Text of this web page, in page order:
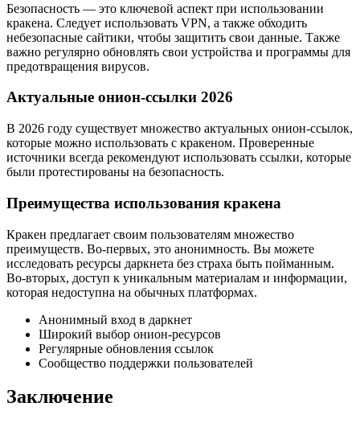
Безопасность — это ключевой аспект при использовании
кракена. Следует использовать VPN, а также обходить
небезопасные сайтики, чтобы защитить свои данные. Также
важно регулярно обновлять свои устройства и программы для
предотвращения вирусов.
Актуальные онион-ссылки 2026
В 2026 году существует множество актуальных онион-ссылок,
которые можно использовать с кракеном. Проверенные
источники всегда рекомендуют использовать ссылки, которые
были протестированы на безопасность.
Преимущества использования кракена
Кракен предлагает своим пользователям множество
преимуществ. Во-первых, это анонимность. Вы можете
исследовать ресурсы даркнета без страха быть пойманным.
Во-вторых, доступ к уникальным материалам и информации,
которая недоступна на обычных платформах.
Анонимный вход в даркнет
Широкий выбор онион-ресурсов
Регулярные обновления ссылок
Сообщество поддержки пользователей
Заключение